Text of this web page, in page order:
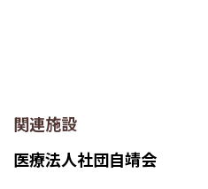
関連施設
医療法人社団自靖会